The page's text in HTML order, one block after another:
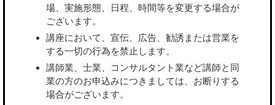
場、実施形態、日程、時間等を変更する場合が
ございます。
講座において、宣伝、広告、勧誘または営業を
する一切の行為を禁止します。
講師業、士業、コンサルタント業など講師と同
業の方のお申込みにつきましては、お断りする
場合がございます。